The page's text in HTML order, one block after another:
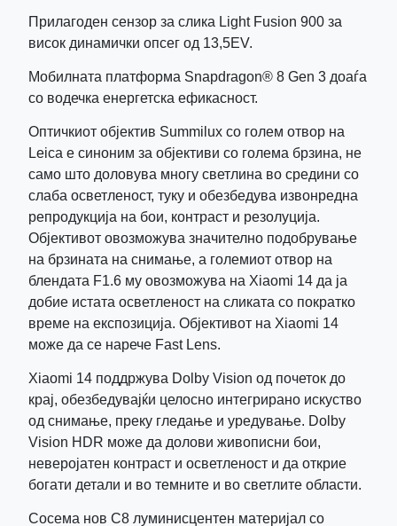
Прилагоден сензор за слика Light Fusion 900 за
висок динамички опсег од 13,5EV.
Мобилната платформа Snapdragon® 8 Gen 3 доаѓа
со водечка енергетска ефикасност.
Оптичкиот објектив Summilux со голем отвор на
Leica е синоним за објективи со голема брзина, не
само што доловува многу светлина во средини со
слаба осветленост, туку и обезбедува извонредна
репродукција на бои, контраст и резолуција.
Објективот овозможува значително подобрување
на брзината на снимање, а големиот отвор на
блендата F1.6 му овозможува на Xiaomi 14 да ја
добие истата осветленост на сликата со пократко
време на експозиција. Објективот на Xiaomi 14
може да се нарече Fast Lens.
Xiaomi 14 поддржува Dolby Vision од почеток до
крај, обезбедувајќи целосно интегрирано искуство
од снимање, преку гледање и уредување. Dolby
Vision HDR може да долови живописни бои,
неверојатен контраст и осветленост и да открие
богати детали и во темните и во светлите области.
Сосема нов C8 луминисцентен материјал со